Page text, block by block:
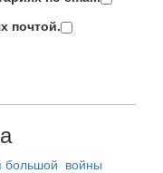
почтой.
большой войны